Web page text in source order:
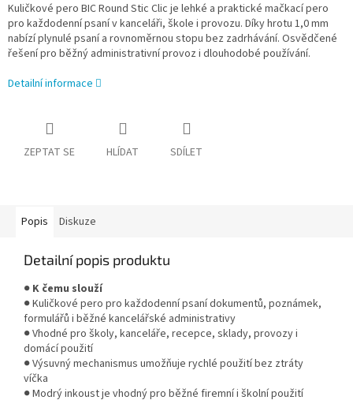
Kuličkové pero BIC Round Stic Clic je lehké a praktické mačkací pero
pro každodenní psaní v kanceláři, škole i provozu. Díky hrotu 1,0 mm
nabízí plynulé psaní a rovnoměrnou stopu bez zadrhávání. Osvědčené
řešení pro běžný administrativní provoz i dlouhodobé používání.
Detailní informace
ZEPTAT SE HLÍDAT SDÍLET
Popis Diskuze
Detailní popis produktu
● K čemu slouží
● Kuličkové pero pro každodenní psaní dokumentů, poznámek,
formulářů i běžné kancelářské administrativy
● Vhodné pro školy, kanceláře, recepce, sklady, provozy i
domácí použití
● Výsuvný mechanismus umožňuje rychlé použití bez ztráty
víčka
● Modrý inkoust je vhodný pro běžné firemní i školní použití